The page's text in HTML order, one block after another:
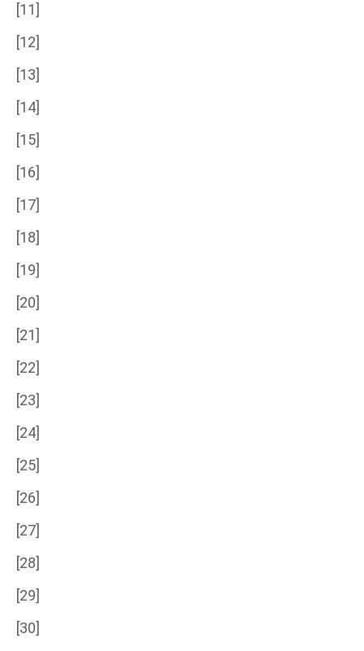
[11]
[12]
[13]
[14]
[15]
[16]
[17]
[18]
[19]
[20]
[21]
[22]
[23]
[24]
[25]
[26]
[27]
[28]
[29]
[30]